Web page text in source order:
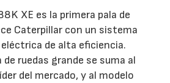
XE es la primera pala de
Caterpillar con un sistema
de alta eficiencia.
de ruedas grande se suma al
del mercado, y al modelo